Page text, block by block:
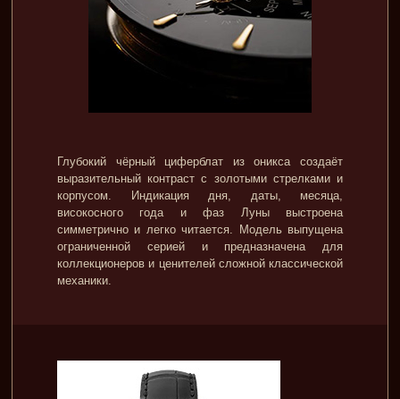
Глубокий чёрный циферблат из оникса создаёт
выразительный контраст с золотыми стрелками и
корпусом. Индикация дня, даты, месяца,
високосного года и фаз Луны выстроена
симметрично и легко читается. Модель выпущена
ограниченной серией и предназначена для
коллекционеров и ценителей сложной классической
механики.